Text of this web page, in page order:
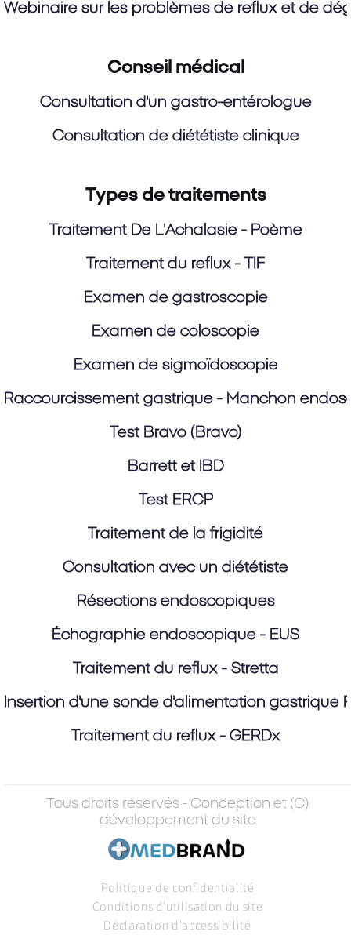
Webinaire sur les problèmes de reflux et de
Conseil médical
Consultation d'un gastro-entérologue
Consultation de diététiste clinique
Types de traitements
Traitement De L'Achalasie - Poème
Traitement du reflux - TIF
Examen de gastroscopie
Examen de coloscopie
Examen de sigmoïdoscopie
Raccourcissement gastrique - Manchon
Test Bravo (Bravo)
Barrett et IBD
Test ERCP
Traitement de la frigidité
Consultation avec un diététiste
Résections endoscopiques
Échographie endoscopique - EUS
Traitement du reflux - Stretta
Insertion d'une sonde d'alimentation gastrique
Traitement du reflux - GERDx
(C) Tous droits réservés - Conception et
développement du site
Politique de confidentialité
Conditions d'utilisation du site
Déclaration d'accessibilité